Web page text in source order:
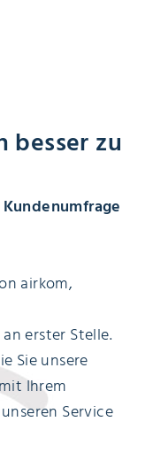
besser zu
airkom,
erster Stelle.
Sie unsere
Ihrem
Service